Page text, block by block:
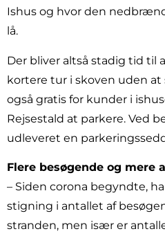
Ishus og hvor den
lå.
Der bliver altså stadig tid til
kortere tur i skoven uden at
også gratis for kunder i
Rejsestald at parkere. Ved
udleveret en
Flere besøgende og mere
– Siden corona begyndte,
stigning i antallet af
stranden, men især er